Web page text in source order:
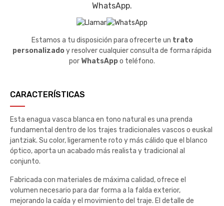
WhatsApp.
Estamos a tu disposición para ofrecerte un trato
personalizadoy resolver cualquier consulta de forma rápida
por WhatsAppo teléfono.
CARACTERÍSTICAS
Esta enagua vasca blanca en tono natural es una prenda
fundamental dentro de los trajes tradicionales vascos o euskal
jantziak. Su color, ligeramente roto y más cálido que el blanco
óptico, aporta un acabado más realista y tradicional al
conjunto.
Fabricada con materiales de máxima calidad, ofrece el
volumen necesario para dar forma a la falda exterior,
mejorando la caída y el movimiento del traje. El detalle de